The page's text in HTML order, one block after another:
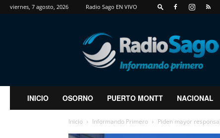
viernes, 7 agosto, 2026 Radio Sago EN VIVO
RadioSago
INICIO OSORNO PUERTO MONTT NACIONAL
Inicio Informando Primero Piden mayor